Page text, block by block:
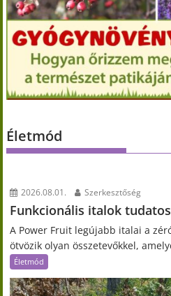
Életmód
2026.08.01. Szerkesztőség
Funkcionális italok
A Power Fruit legújabb italai a
ötvözik olyan összetevőkkel,
Életmód